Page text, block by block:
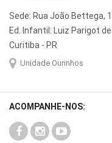
Sede: Rua João Bettega,
Ed. Infantil: Luiz Parigot
Curitiba - PR
Unidade Ourinhos
ACOMPANHE-NOS: